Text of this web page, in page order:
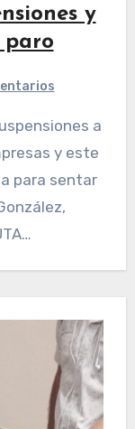
y
paro
y este
para sentar